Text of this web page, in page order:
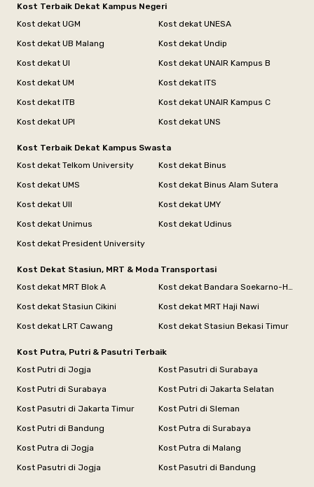
Kost Terbaik Dekat Kampus Negeri
Kost dekat UGM
Kost dekat UNESA
Kost dekat UB Malang
Kost dekat Undip
Kost dekat UI
Kost dekat UNAIR Kampus B
Kost dekat UM
Kost dekat ITS
Kost dekat ITB
Kost dekat UNAIR Kampus C
Kost dekat UPI
Kost dekat UNS
Kost Terbaik Dekat Kampus Swasta
Kost dekat Telkom University
Kost dekat Binus
Kost dekat UMS
Kost dekat Binus Alam Sutera
Kost dekat UII
Kost dekat UMY
Kost dekat Unimus
Kost dekat Udinus
Kost dekat President University
Kost Dekat Stasiun, MRT & Moda Transportasi
Kost dekat MRT Blok A
Kost dekat Stasiun Cikini
Kost dekat MRT Haji Nawi
Kost dekat LRT Cawang
Kost dekat Stasiun Bekasi Timur
Kost Putra, Putri & Pasutri Terbaik
Kost Putri di Jogja
Kost Pasutri di Surabaya
Kost Putri di Surabaya
Kost Putri di Jakarta Selatan
Kost Pasutri di Jakarta Timur
Kost Putri di Sleman
Kost Putri di Bandung
Kost Putra di Surabaya
Kost Putra di Jogja
Kost Putra di Malang
Kost Pasutri di Jogja
Kost Pasutri di Bandung